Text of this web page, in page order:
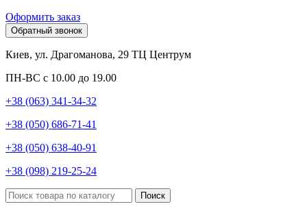
Оформить заказ
Обратный звонок
Киев, ул. Драгоманова, 29 ТЦ Центрум
ПН-ВС с 10.00 до 19.00
+38 (063) 341-34-32
+38 (050) 686-71-41
+38 (050) 638-40-91
+38 (098) 219-25-24
Поиск